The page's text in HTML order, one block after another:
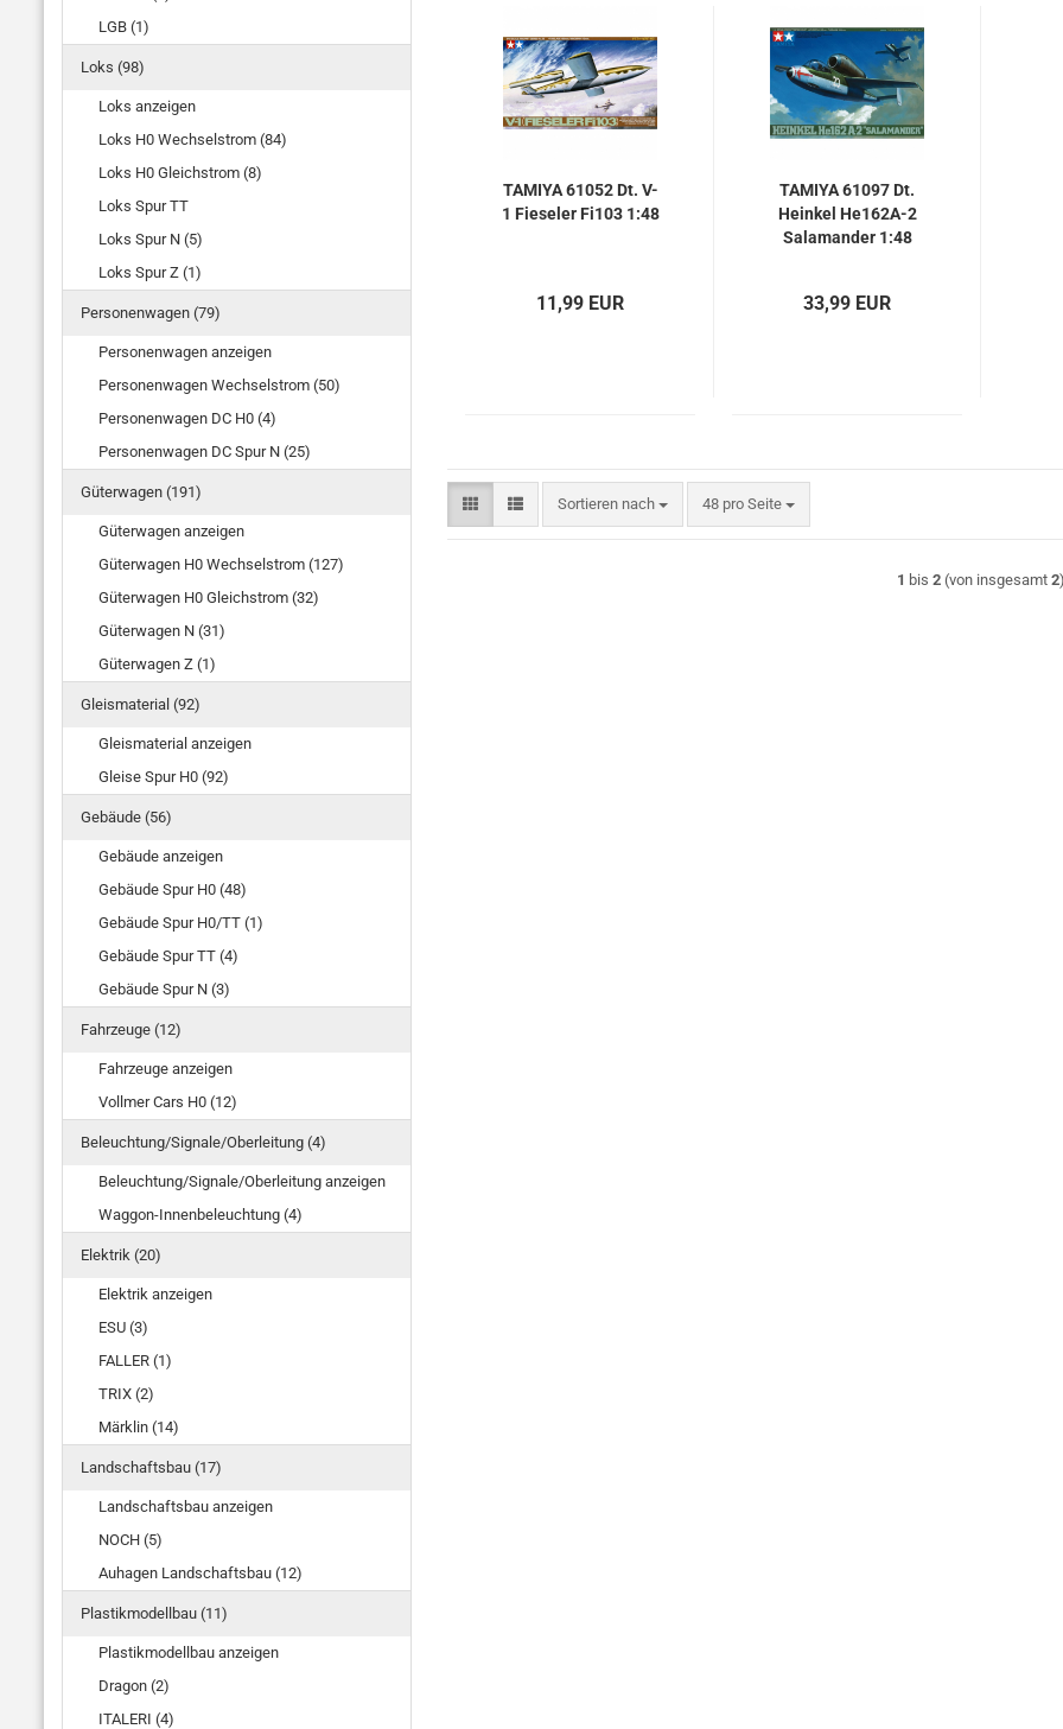
TAMIYA 61052 Dt. V-
1 Fieseler Fi103 1:48
11,99 EUR
TAMIYA 61097 Dt.
Heinkel He162A-2
Salamander 1:48
33,99 EUR
Sortieren nach
Sortieren nach 48 pro Seite
pro Seite
1 bis 2 (von insgesamt 2
LGB (1)
Loks (98)
Loks anzeigen
Loks H0 Wechselstrom (84)
Loks H0 Gleichstrom (8)
Loks Spur TT
Loks Spur N (5)
Loks Spur Z (1)
Personenwagen (79)
Personenwagen anzeigen
Personenwagen Wechselstrom (50)
Personenwagen DC H0 (4)
Personenwagen DC Spur N (25)
Güterwagen (191)
Güterwagen anzeigen
Güterwagen H0 Wechselstrom (127)
Güterwagen H0 Gleichstrom (32)
Güterwagen N (31)
Güterwagen Z (1)
Gleismaterial (92)
Gleismaterial anzeigen
Gleise Spur H0 (92)
Gebäude (56)
Gebäude anzeigen
Gebäude Spur H0 (48)
Gebäude Spur H0/TT (1)
Gebäude Spur TT (4)
Gebäude Spur N (3)
Fahrzeuge (12)
Fahrzeuge anzeigen
Vollmer Cars H0 (12)
Beleuchtung/Signale/Oberleitung (4)
Beleuchtung/Signale/Oberleitung anzeigen
Waggon-Innenbeleuchtung (4)
Elektrik (20)
Elektrik anzeigen
ESU (3)
FALLER (1)
TRIX (2)
Märklin (14)
Landschaftsbau (17)
Landschaftsbau anzeigen
NOCH (5)
Auhagen Landschaftsbau (12)
Plastikmodellbau (11)
Plastikmodellbau anzeigen
Dragon (2)
ITALERI (4)